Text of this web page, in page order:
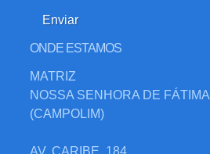
ONDE ESTAMOS
MATRIZ
NOSSA SENHORA DE FÁTIMA
(CAMPOLIM)
AV. CARIBE, 184